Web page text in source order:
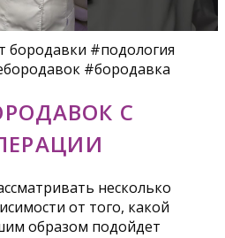
бородавки #подология
#бородавка
С
несколько
от того, какой
образом подойдет